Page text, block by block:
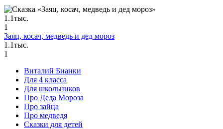
1.1тыс.
1
Заяц, косач, медведь и дед мороз
1.1тыс.
1
Виталий Бианки
Для 4 класса
Для школьников
Про Деда Мороза
Про зайца
Про медведя
Сказки для детей